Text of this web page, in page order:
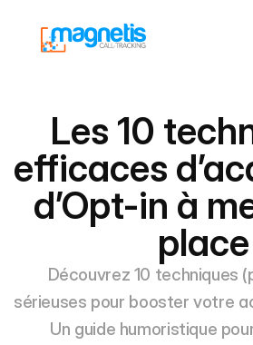
Les 10
efficaces
d’Opt-in à
place
Découvrez 10 techniques
sérieuses pour booster votre
Un guide humoristique